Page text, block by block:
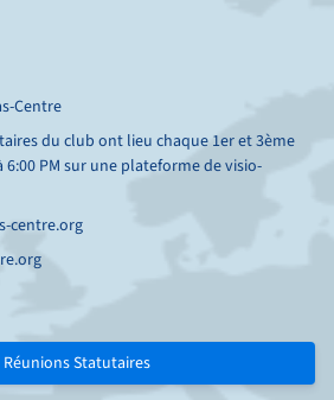
Centre
du club ont lieu chaque 1er et 3ème
PM sur une plateforme de visio-
centre.org
Réunions Statutaires